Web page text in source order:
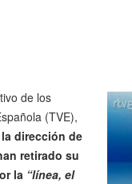
de los
(TVE),
dirección de
retirado su
la “línea, el